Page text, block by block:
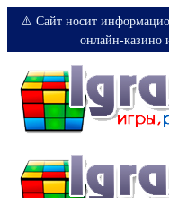
⚠️ Сайт носит
онлайн-казино